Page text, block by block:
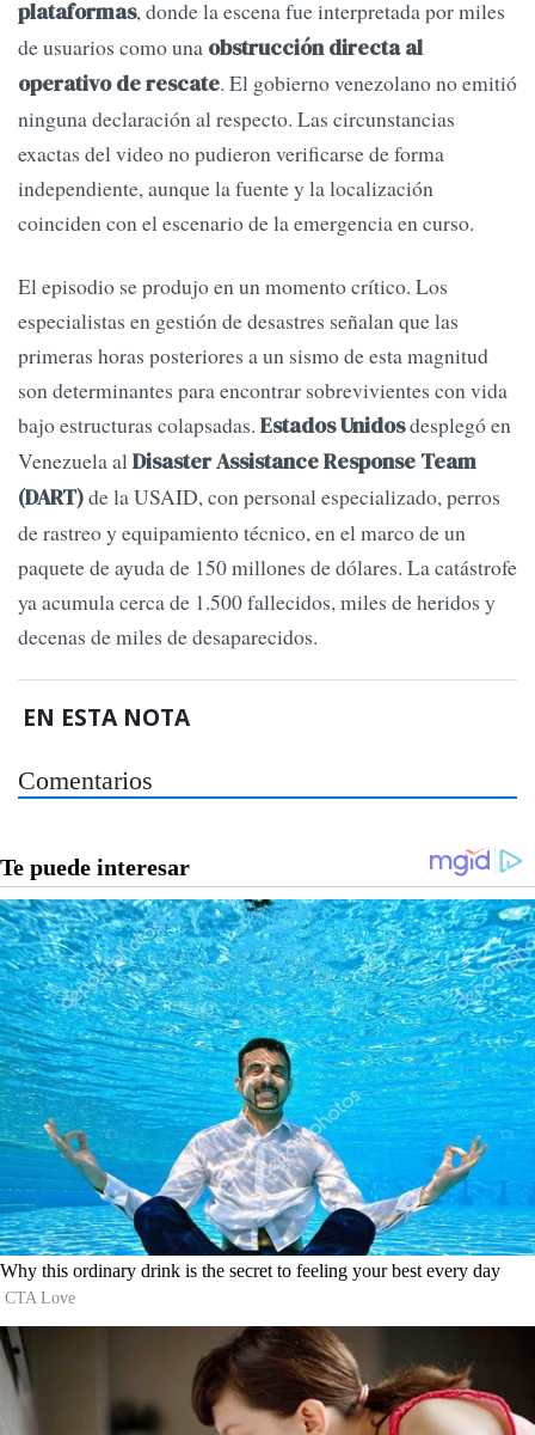
plataformas, donde la escena fue interpretada por miles
de usuarios como una obstrucción directa al
operativo de rescate. El gobierno venezolano no emitió
ninguna declaración al respecto. Las circunstancias
exactas del video no pudieron verificarse de forma
independiente, aunque la fuente y la localización
coinciden con el escenario de la emergencia en curso.
El episodio se produjo en un momento crítico. Los
especialistas en gestión de desastres señalan que las
primeras horas posteriores a un sismo de esta magnitud
son determinantes para encontrar sobrevivientes con vida
bajo estructuras colapsadas. Estados Unidosdesplegó en
Venezuela alDisaster Assistance Response Team
(DART)de la USAID, con personal especializado, perros
de rastreo y equipamiento técnico, en el marco de un
paquete de ayuda de 150 millones de dólares. La catástrofe
ya acumula cerca de 1.500 fallecidos, miles de heridos y
decenas de miles de desaparecidos.
EN ESTA NOTA
Comentarios